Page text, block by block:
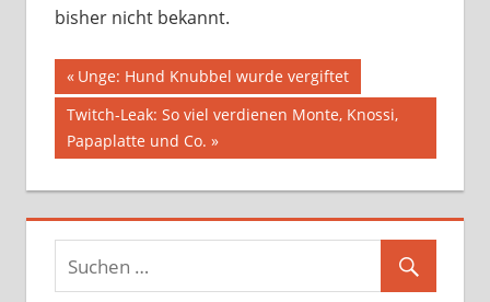
bisher nicht bekannt.
AMAZON
HACK
LEAK
SUBS
TWITCH
Beitragsnavigation
Vorheriger
Beitrag:
Unge: Hund Knubbel wurde vergiftet
Nächster
Beitrag:
Twitch-Leak: So viel verdienen Monte, Knossi,
Papaplatte und Co.